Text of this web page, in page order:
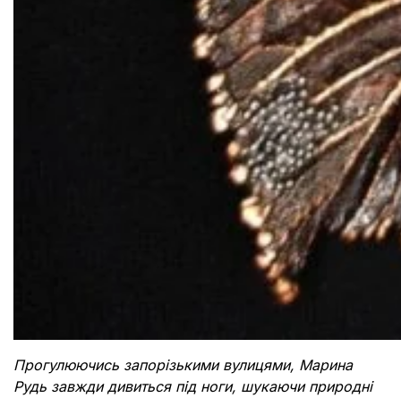
Прогулюючись запорізькими вулицями, Марина
Рудь завжди дивиться під ноги, шукаючи природні